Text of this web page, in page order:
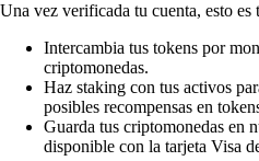
Una vez verificada tu cuenta, esto es
Intercambia tus tokens por
criptomonedas.
Haz staking con tus activos
posibles recompensas en
Guarda tus criptomonedas en
disponible con la tarjeta Visa